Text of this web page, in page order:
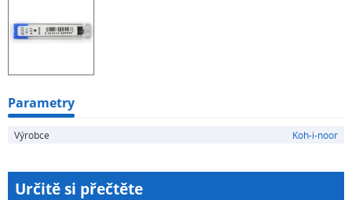
Parametry
Výrobce Koh-i-noor
Určitě si přečtěte